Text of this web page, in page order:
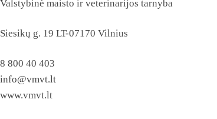
Valstybinė maisto ir veterinarijos tarnyba
Siesikų g. 19 LT-07170 Vilnius
8 800 40 403
info@vmvt.lt
www.vmvt.lt